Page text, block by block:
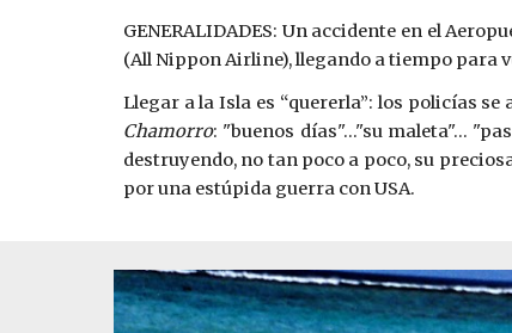
GENERALIDADES: Un accidente en el
(All Nippon Airline), llegando a tiempo para
Llegar a la Isla es “quererla”: los policías
Chamorro: "buenos días"..."su maleta"...
destruyendo, no tan poco a poco, su
por una estúpida guerra con USA.